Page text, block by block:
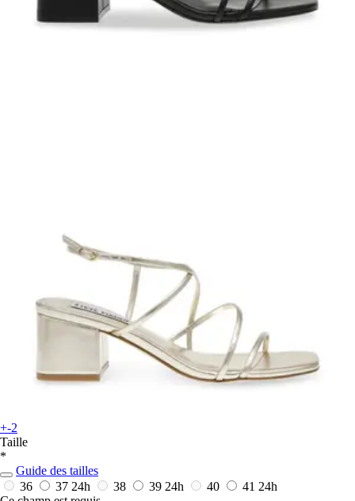
+-2
Taille
*
Guide des tailles
36
37 24h 38 39 24h 40 41 24h